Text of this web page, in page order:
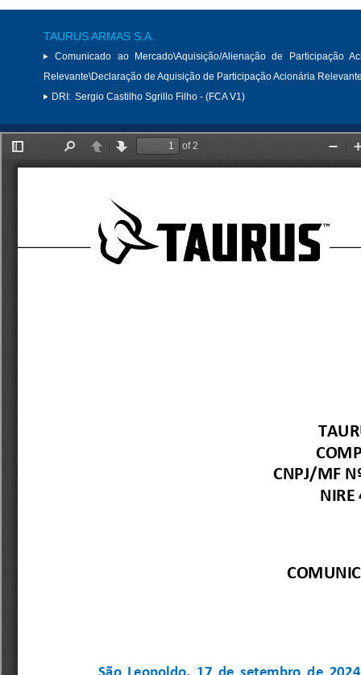
TAURUS ARMAS S.A.
Comunicado ao Mercado\Aquisição/Alienação de Participação
Relevante\Declaração de Aquisição de Participação Acionária
DRI: Sergio Castilho Sgrillo Filho - (FCA V1)